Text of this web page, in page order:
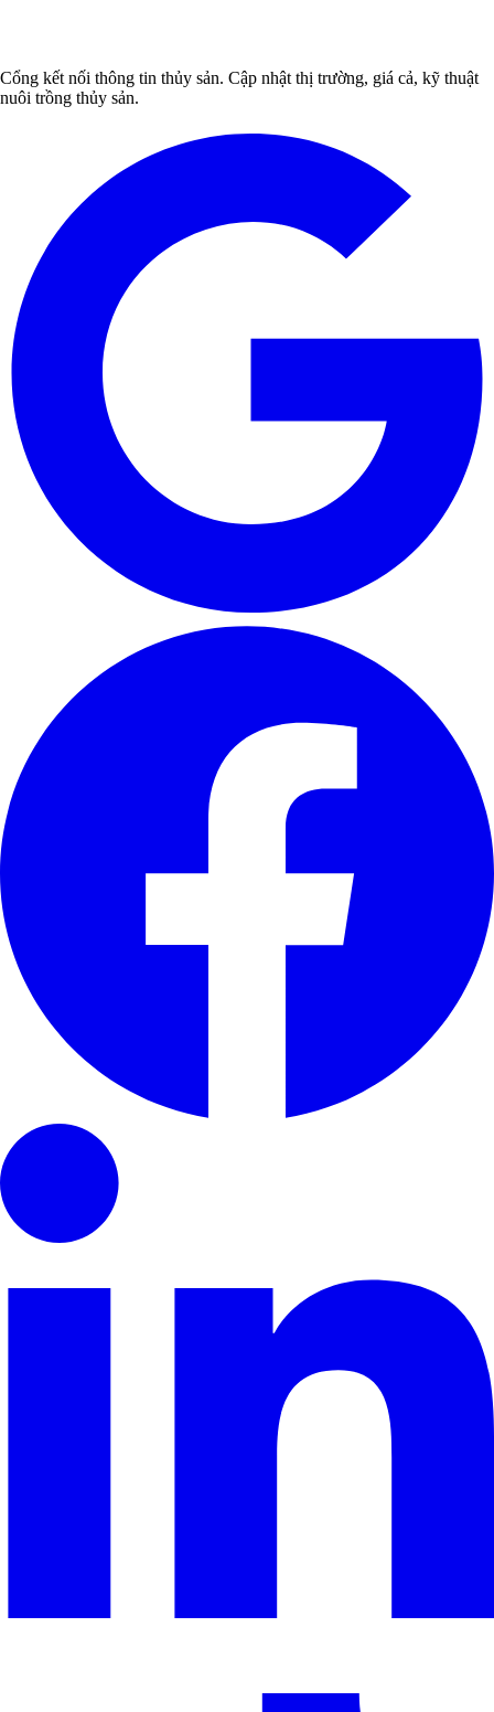
Cổng kết nối thông tin thủy sản. Cập nhật thị trường, giá cả, kỹ thuật
nuôi trồng thủy sản.